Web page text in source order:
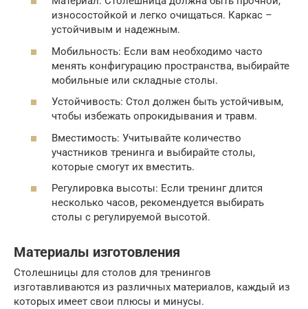
износостойкой и легко очищаться. Каркас –
устойчивым и надежным.
Мобильность: Если вам необходимо часто
менять конфигурацию пространства, выбирайте
мобильные или складные столы.
Устойчивость: Стол должен быть устойчивым,
чтобы избежать опрокидывания и травм.
Вместимость: Учитывайте количество
участников тренинга и выбирайте столы,
которые смогут их вместить.
Регулировка высоты: Если тренинг длится
несколько часов, рекомендуется выбирать
столы с регулируемой высотой.
Материалы изготовления
Столешницы для столов для тренингов
изготавливаются из различных материалов, каждый из
которых имеет свои плюсы и минусы.